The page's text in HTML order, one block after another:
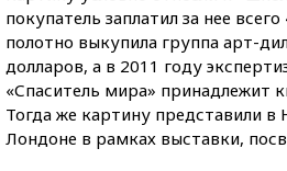
покупатель заплатил за нее
полотно выкупила группа арт-
долларов, а в 2011 году
«Спаситель мира» принадлежит
Тогда же картину представили в
Лондоне в рамках выставки,